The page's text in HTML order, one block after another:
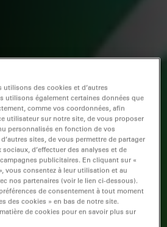
des cookies et d’autres
utilisons également certaines données que
comme vos coordonnées, afin
utilisateur sur notre site, de vous proposer
personnalisés en fonction de vos
sites, de vous permettre de partager
d’effectuer des analyses et de
publicitaires. En cliquant sur «
vous consentez à leur utilisation et au
nos partenaires (voir le lien ci-dessous).
de consentement à tout moment
des cookies » en bas de notre site.
de cookies pour en savoir plus sur